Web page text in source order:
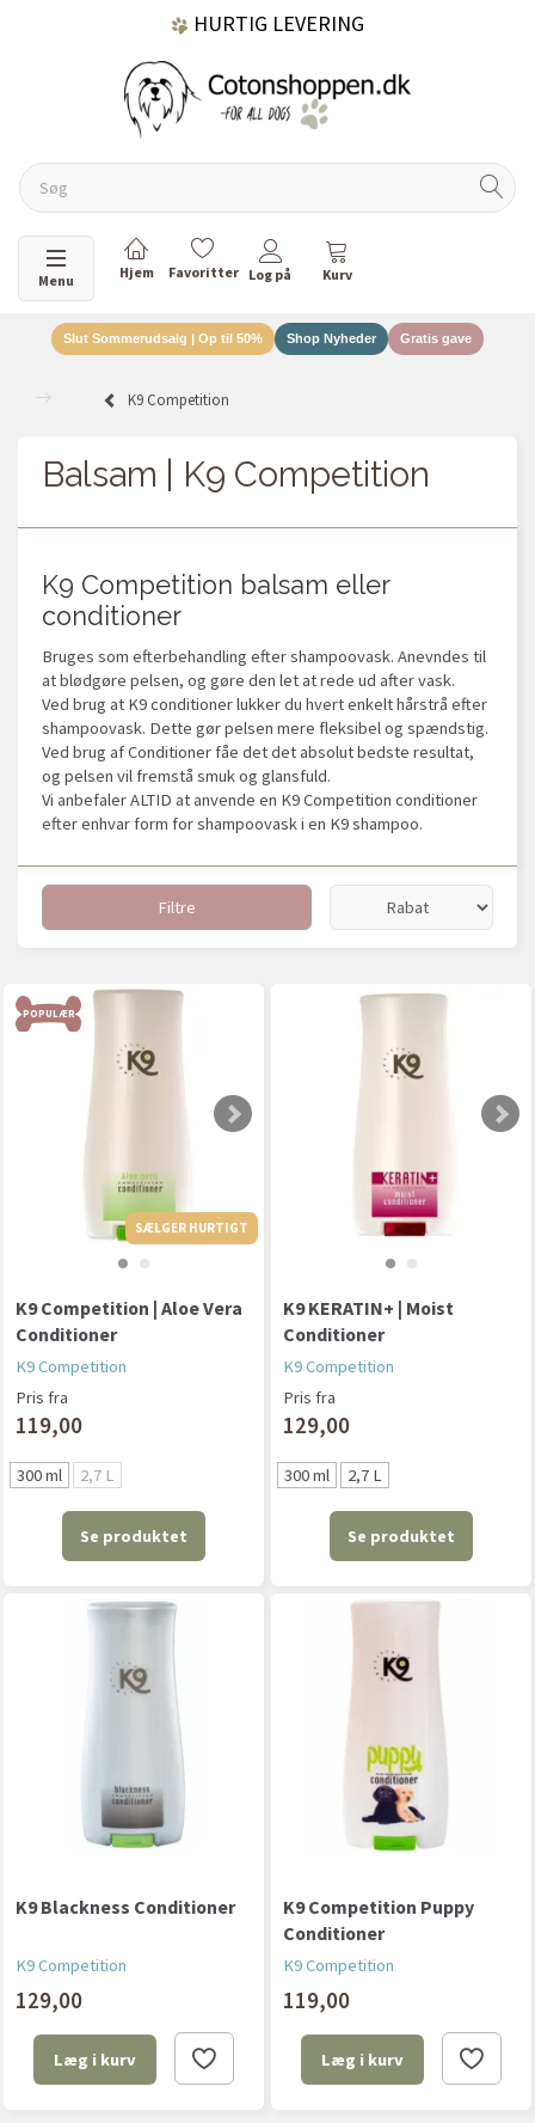
HURTIG LEVERING
60 DAGES RETURRET
Skifte navigation
Menu
Slut Sommerudsalg | Op til 50% Shop Nyheder Gratis gave
K9 Competition
Balsam | K9 Competition
K9 Competition balsam eller
conditioner
Bruges som efterbehandling efter shampoovask. Anevndes til
at blødgøre pelsen, og gøre den let at rede ud after vask.
Ved brug at K9 conditioner lukker du hvert enkelt hårstrå efter
shampoovask. Dette gør pelsen mere fleksibel og spændstig.
Ved brug af Conditioner fåe det det absolut bedste resultat,
og pelsen vil fremstå smuk og glansfuld.
Vi anbefaler ALTID at anvende en K9 Competition conditioner
efter enhvar form for shampoovask i en K9 shampoo.
Filtre
POPULÆR
SÆLGER HURTIGT SÆLGER HURTIGT
K9 Competition | Aloe Vera
Conditioner
K9 Competition
Pris fra
119,00
300 ml 2,7 L
Se produktet
K9 KERATIN+ | Moist
Conditioner
K9 Competition
Pris fra
129,00
300 ml 2,7 L
Se produktet
K9 Blackness Conditioner
K9 Competition
129,00
Læg i kurv
K9 Competition Puppy
Conditioner
K9 Competition
119,00
Læg i kurv